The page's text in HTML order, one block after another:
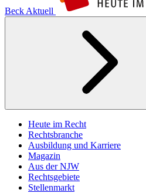
Beck Aktuell
Heute im Recht
Rechtsbranche
Ausbildung und Karriere
Magazin
Aus der NJW
Rechtsgebiete
Stellenmarkt